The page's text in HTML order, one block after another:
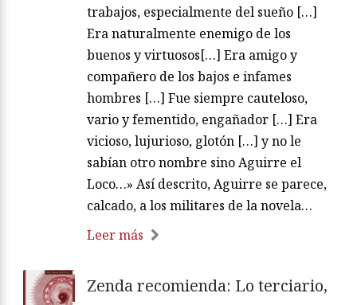
trabajos, especialmente del sueño […]
Era naturalmente enemigo de los
buenos y virtuosos[…] Era amigo y
compañero de los bajos e infames
hombres […] Fue siempre cauteloso,
vario y fementido, engañador […] Era
vicioso, lujurioso, glotón […] y no le
sabían otro nombre sino Aguirre el
Loco…» Así descrito, Aguirre se parece,
calcado, a los militares de la novela…
Leer más
Zenda recomienda: Lo terciario,